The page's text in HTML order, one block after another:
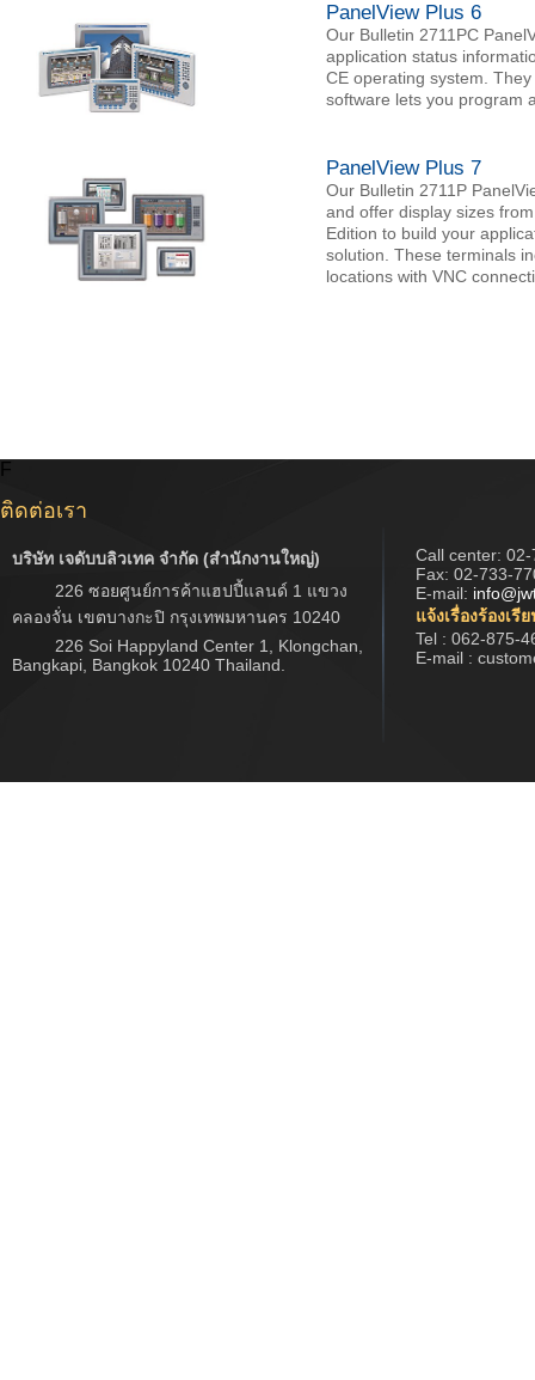
PanelView Plus 6
Our Bulletin 2711PC
application status
CE operating system.
software lets you program
PanelView Plus 7
Our Bulletin 2711P
and offer display sizes
Edition to build your
solution. These terminals
locations with VNC
F
ติดต่อเรา
บริษัท เจดับบลิวเทค จำกัด (สำนักงานใหญ่)
226 ซอยศูนย์การค้าแฮปปี้แลนด์ 1 แขวง
คลองจั่น เขตบางกะปิ กรุงเทพมหานคร 10240
226 Soi Happyland Center 1, Klongchan,
Bangkapi, Bangkok 10240 Thailand.
Call center: 02-
Fax: 02-733-
E-mail:
แจ้งเรื่องร้องเรี
Tel : 062-875-
E-mail :